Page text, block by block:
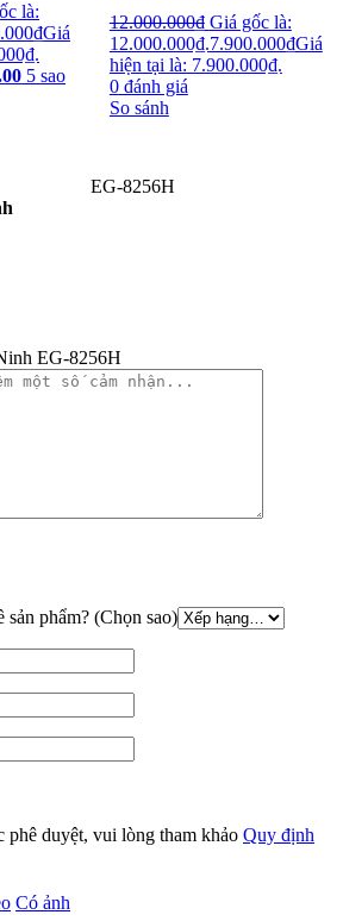
là:
₫Giá
5 sao
12.000.000₫ Giá gốc là:
12.000.000₫.7.900.000₫Giá
hiện tại là: 7.900.000₫.
0đánh giá
So sánh
EG-8256H
EG-8256H
sản phẩm? (Chọn sao)
phê duyệt, vui lòng tham khảo Quy định
Có ảnh